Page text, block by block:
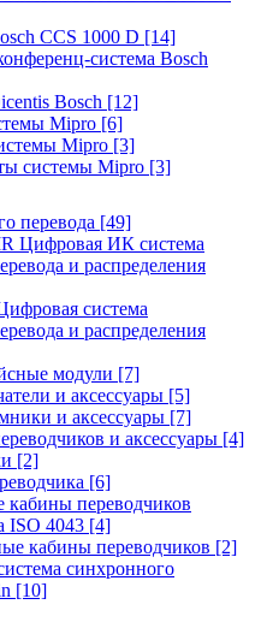
CCS 1000 D [14]
система Bosch
Bosch [12]
Mipro [6]
Mipro [3]
системы Mipro [3]
перевода [49]
Цифровая ИК система
и распределения
система
и распределения
модули [7]
и аксессуары [5]
и аксессуары [7]
и аксессуары [4]
[2]
[6]
кабины переводчиков
ISO 4043 [4]
кабины переводчиков [2]
синхронного
[10]